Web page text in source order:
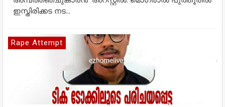
ഇസ്തിരിക്കട നട...
Rape Attempt